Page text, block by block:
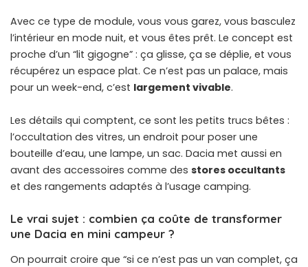
Avec ce type de module, vous vous garez, vous basculez
l’intérieur en mode nuit, et vous êtes prêt. Le concept est
proche d’un “lit gigogne” : ça glisse, ça se déplie, et vous
récupérez un espace plat. Ce n’est pas un palace, mais
pour un week-end, c’est largement vivable.
Les détails qui comptent, ce sont les petits trucs bêtes :
l’occultation des vitres, un endroit pour poser une
bouteille d’eau, une lampe, un sac. Dacia met aussi en
avant des accessoires comme des stores occultants
et des rangements adaptés à l’usage camping.
Le vrai sujet : combien ça coûte de transformer
une Dacia en mini campeur ?
On pourrait croire que “si ce n’est pas un van complet, ça